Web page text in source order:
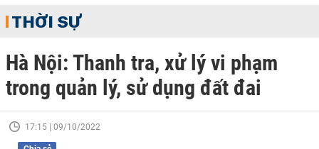
THỜI SỰ
Hà Nội: Thanh tra, xử lý vi phạm
trong quản lý, sử dụng đất đai
17:15 | 09/10/2022